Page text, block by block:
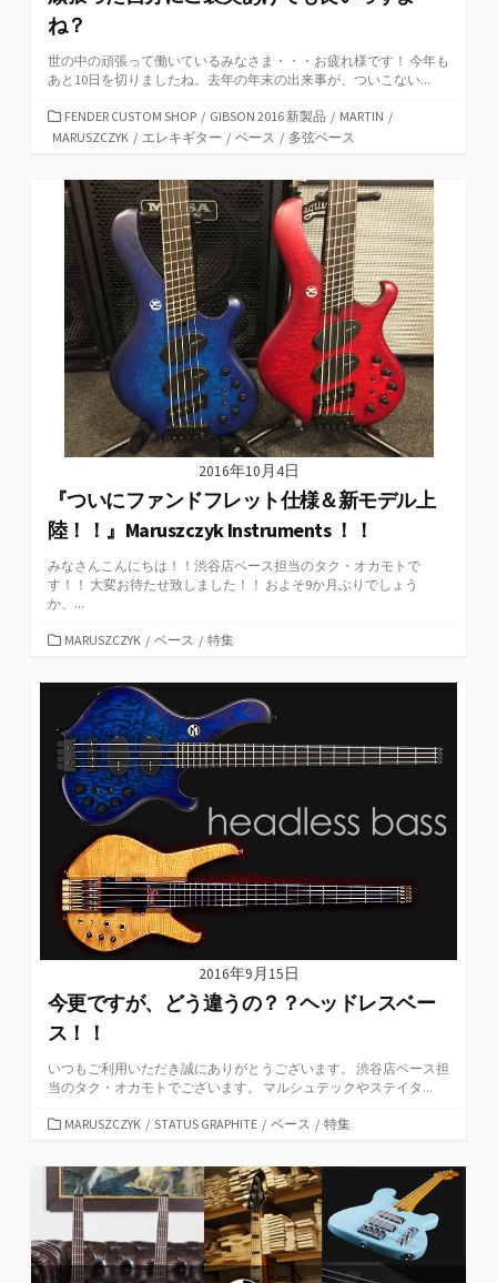
ね？
世の中の頑張って働いているみなさま・・・お疲れ様です！ 今年も
あと10日を切りましたね。去年の年末の出来事が、ついこない...
カ
テ
リ
ー
FENDER CUSTOM SHOP / GIBSON 2016 新製品 / MARTIN /
MARUSZCZYK / エレキギター / ベース / 多弦ベース
2016年10月4日
『ついにファンドフレット仕様＆新モデル上
陸！！』Maruszczyk Instruments ！！
みなさんこんにちは！！渋谷店ベース担当のタク・オカモトで
す！！ 大変お待たせ致しました！！ およそ9か月ぶりでしょう
か、...
カ
ゴ
ー
MARUSZCZYK / ベース / 特集
2016年9月15日
今更ですが、どう違うの？？ヘッドレスベー
ス！！
いつもご利用いただき誠にありがとうございます。 渋谷店ベース担
当のタク・オカモトでございます。 マルシュテックやステイタ...
カ
ゴ
リ
ー
MARUSZCZYK / STATUS GRAPHITE / ベース / 特集